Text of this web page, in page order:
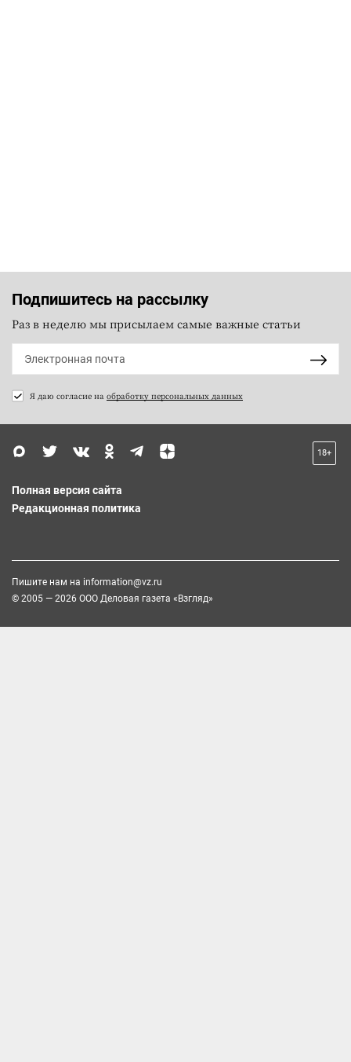
Подпишитесь на рассылку
Раз в неделю мы присылаем самые важные статьи
Я даю согласие на обработку персональных данных
18+
Полная версия сайта
Редакционная политика
Пишите нам на information@vz.ru
© 2005 — 2026 ООО Деловая газета «Взгляд»